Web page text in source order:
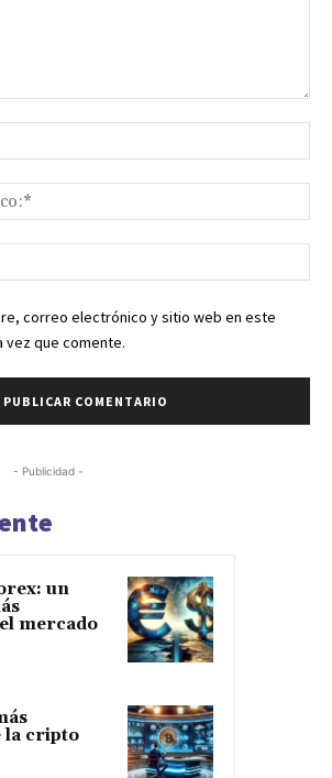
correo electrónico y sitio web en este
vez que comente.
- Publicidad -
un
mercado
la cripto